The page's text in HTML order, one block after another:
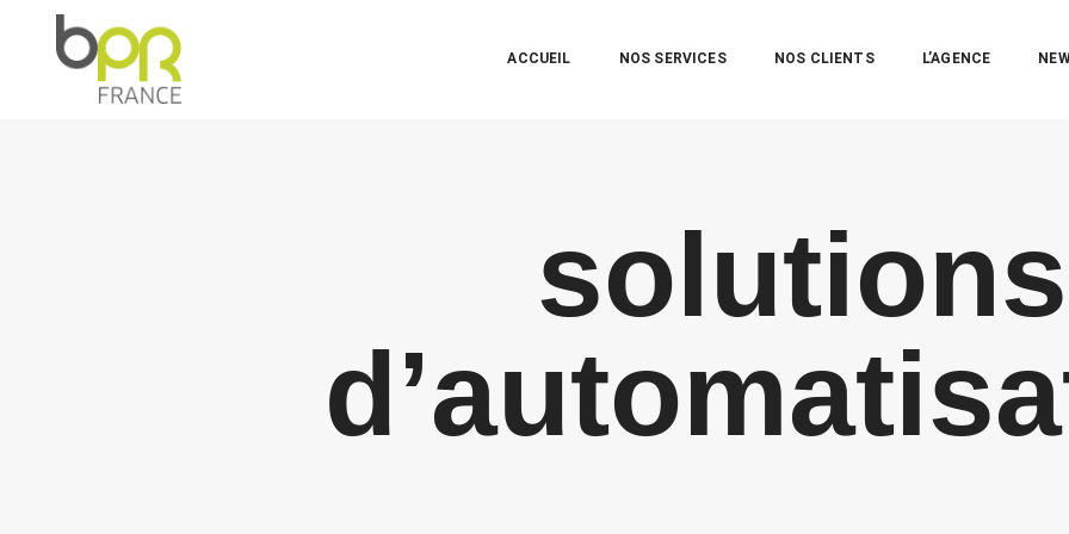
ACCUEIL NOS SERVICES NOS CLIENTS L’AGENCE
solutions